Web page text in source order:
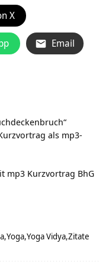
X
Email
als mp3-
mp3 Kurzvortrag BhG
Yoga Yoga Vidya Zitate